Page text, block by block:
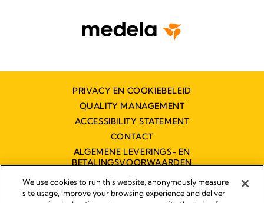
PRIVACY EN COOKIEBELEID
QUALITY MANAGEMENT
ACCESSIBILITY STATEMENT
CONTACT
ALGEMENE LEVERINGS- EN
BETALINGSVOORWAARDEN
TOEGANKELIJKHEIDSVERKLARING
We use cookies to run this website, anonymously measure
site usage, improve your browsing experience and deliver